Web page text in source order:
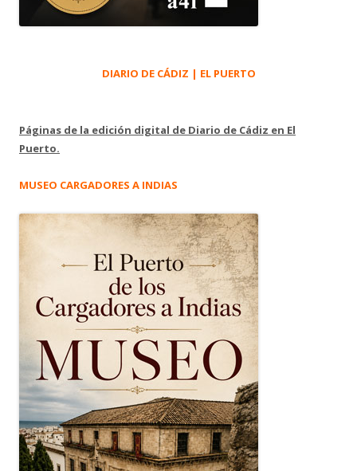
DIARIO DE CÁDIZ | EL PUERTO
Páginas de la edición digital de Diario de Cádiz en El
Puerto.
MUSEO CARGADORES A INDIAS